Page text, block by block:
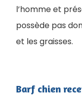
l’homme et
possède pas
et les graisses.
Barf chien